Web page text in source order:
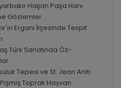
Haşan Paşa Hanı
Gözlemler
Ergani İlçesinde Tespit
Türk Sanatında Öz-
Tepesi ve St. Jean Anıtı
Toprak Hayvan